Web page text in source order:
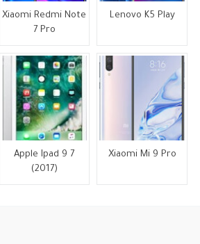
Xiaomi Redmi Note
7 Pro
Lenovo K5 Play
Apple Ipad 9 7
(2017)
Xiaomi Mi 9 Pro